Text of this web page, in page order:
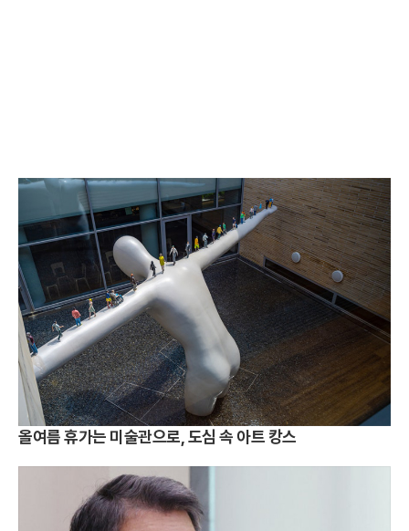
올여름 휴가는 미술관으로, 도심 속 아트 캉스